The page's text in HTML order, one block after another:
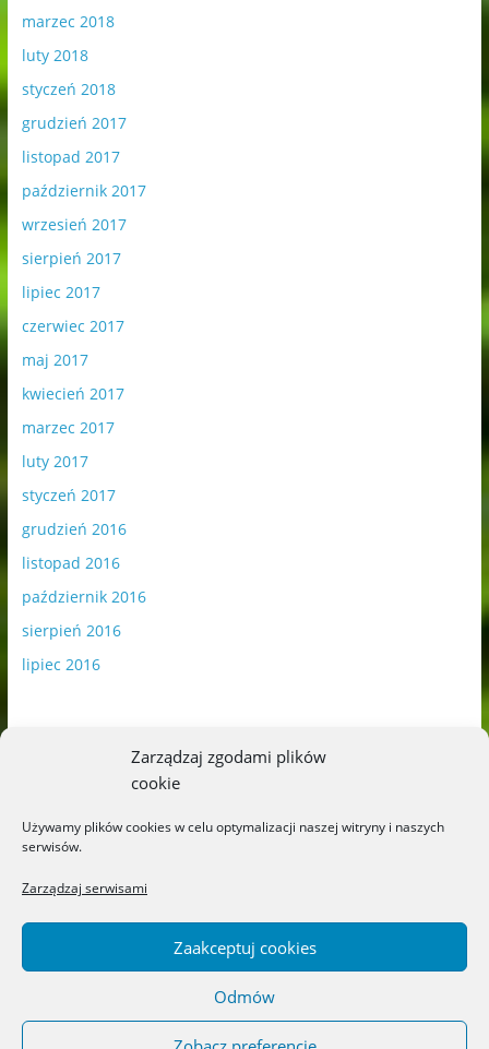
Zarządzaj zgodami plików
cookie
Używamy plików cookies w celu optymalizacji naszej witryny i naszych
serwisów.
Zarządzaj serwisami
Zaakceptuj cookies
Odmów
marzec 2018
luty 2018
styczeń 2018
grudzień 2017
listopad 2017
październik 2017
wrzesień 2017
sierpień 2017
lipiec 2017
czerwiec 2017
maj 2017
kwiecień 2017
marzec 2017
luty 2017
styczeń 2017
grudzień 2016
listopad 2016
październik 2016
sierpień 2016
lipiec 2016
Blog o książkach dla dzieci i młodzieży –
recenzje i rekomendacje. All rights reserved.